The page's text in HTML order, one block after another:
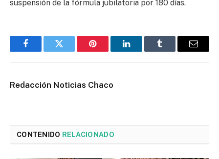
suspensión de la fórmula jubilatoria por 180 días.
FacebookTwitter Pinterest LinkedInTumblr Email
Redacción Noticias Chaco
CONTENIDO RELACIONADO